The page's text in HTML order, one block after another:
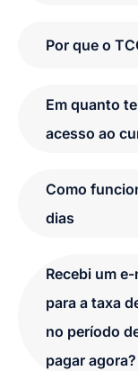
Por que o
Em quanto
acesso ao
Como
dias
Recebi um
para a taxa
no período
pagar agora?